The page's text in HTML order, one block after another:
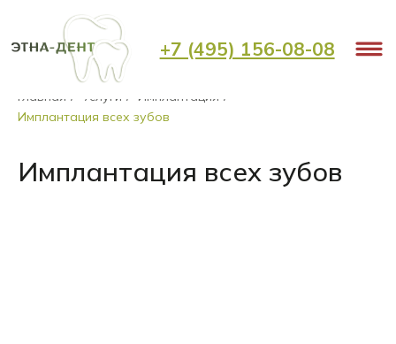
+7 (495) 156-08-08
Главная / Услуги / Имплантация /
Имплантация всех зубов
Имплантация всех зубов